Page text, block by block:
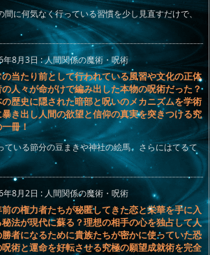
間に何気なく行っている習慣を少し見直すだけで、
年8月3日:人間関係の魔術・呪術
の当たり前として行われている風習や文化の正体
人々が命がけで編み出した本物の呪術だった？
歴史に隠された暗部と呪いのメカニズムを学術
暴き出し人間の欲望と信仰の真実を突きつける究
冊！
ている節分の豆まきや神社の絵馬、さらにはてるて
年8月2日 : 人間関係の魔術・呪術
の権力者たちが秘匿してきた恋と栄華を手に入
法が現代に蘇る？理想の相手の心を独占して人
者になるために貴族たちが密かに使っていた恐
術と運命を好転させる究極の願望成就術を完全